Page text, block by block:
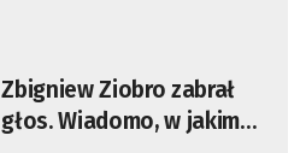
Zbigniew Ziobro zabrał
głos. Wiadomo, w jakim